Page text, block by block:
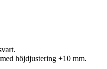
höjdjustering +10 mm.